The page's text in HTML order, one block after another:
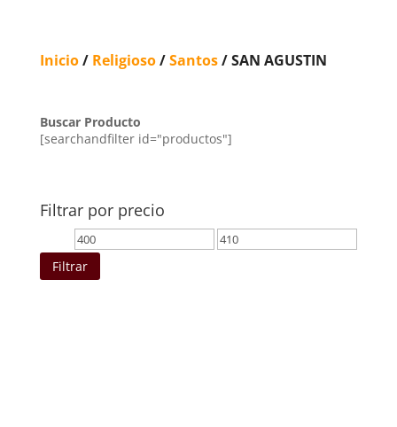
Inicio/ Religioso/Santos/ SAN AGUSTIN
Buscar Producto
[searchandfilter id="productos"]
Filtrar por precio
Precio
mínimo
Precio
Filtrar